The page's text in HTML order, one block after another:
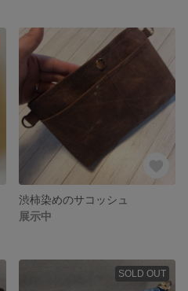
渋柿染めのサコッシュ
展示中
SOLD OUT